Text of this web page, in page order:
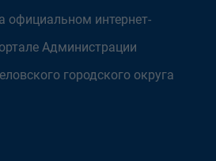
официальном интернет-
Администрации
городского округа